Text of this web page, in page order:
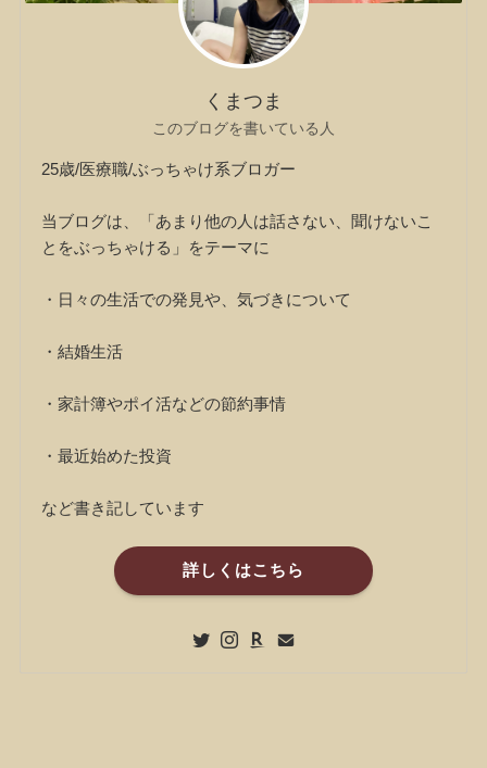
くまつま
このブログを書いている人
25歳/医療職/ぶっちゃけ系ブロガー
当ブログは、「あまり他の人は話さない、聞けないこ
とをぶっちゃける」をテーマに
・日々の生活での発見や、気づきについて
・結婚生活
・家計簿やポイ活などの節約事情
・最近始めた投資
など書き記しています
詳しくはこちら